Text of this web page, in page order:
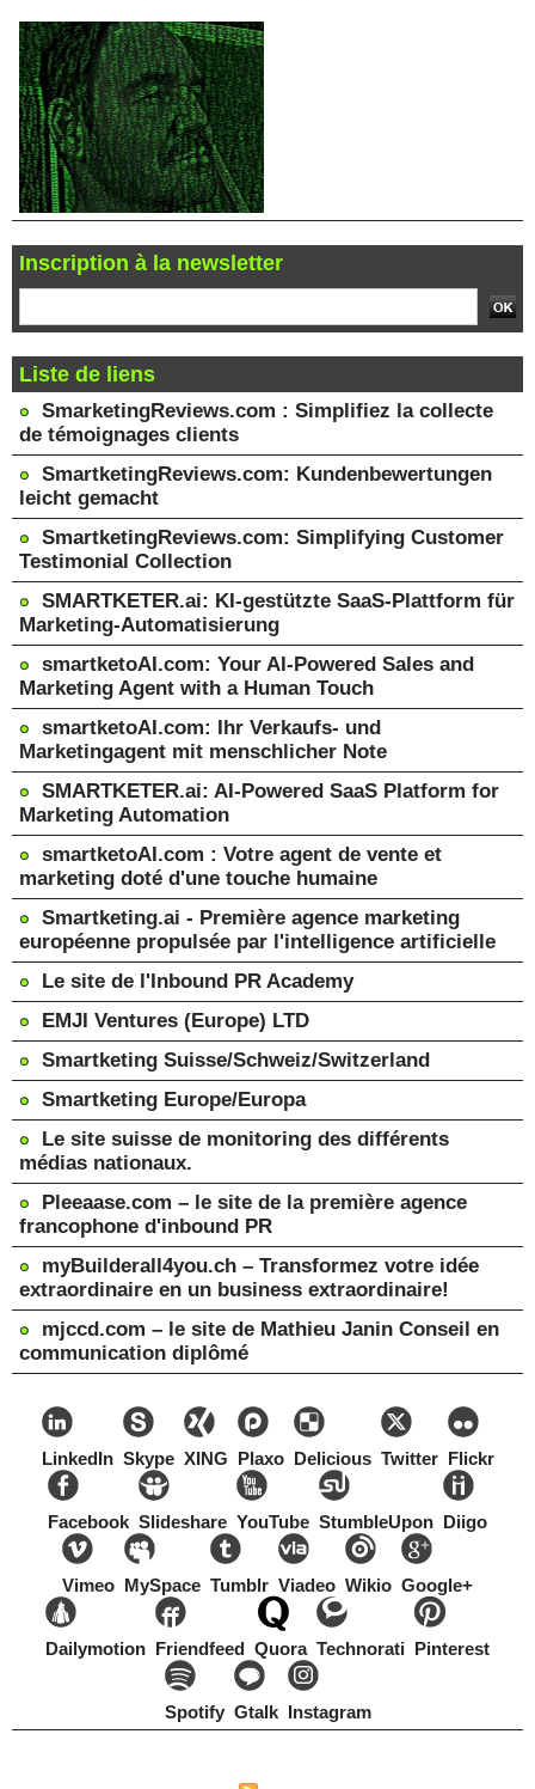
Inscription à la newsletter
Liste de liens
SmarketingReviews.com : Simplifiez la collecte
de témoignages clients
SmartketingReviews.com: Kundenbewertungen
leicht gemacht
SmartketingReviews.com: Simplifying Customer
Testimonial Collection
SMARTKETER.ai: KI-gestützte SaaS-Plattform für
Marketing-Automatisierung
smartketoAI.com: Your AI-Powered Sales and
Marketing Agent with a Human Touch
smartketoAI.com: Ihr Verkaufs- und
Marketingagent mit menschlicher Note
SMARTKETER.ai: AI-Powered SaaS Platform for
Marketing Automation
smartketoAI.com : Votre agent de vente et
marketing doté d'une touche humaine
Smartketing.ai - Première agence marketing
européenne propulsée par l'intelligence artificielle
Le site de l'Inbound PR Academy
EMJI Ventures (Europe) LTD
Smartketing Suisse/Schweiz/Switzerland
Smartketing Europe/Europa
Le site suisse de monitoring des différents
médias nationaux.
Pleeaase.com – le site de la première agence
francophone d'inbound PR
myBuilderall4you.ch – Transformez votre idée
extraordinaire en un business extraordinaire!
mjccd.com – le site de Mathieu Janin Conseil en
communication diplômé
LinkedIn Skype XING Plaxo Delicious Twitter Flickr
Facebook Slideshare YouTube StumbleUpon Diigo
Vimeo MySpace Tumblr Viadeo Wikio Google+
Dailymotion Friendfeed Quora Technorati Pinterest
Spotify Gtalk Instagram